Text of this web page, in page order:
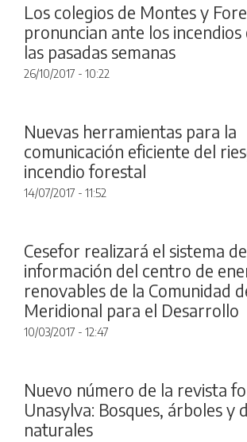
Los colegios de Montes y
pronuncian ante los
las pasadas semanas
26/10/2017 - 10:22
Nuevas herramientas para la
comunicación eficiente del
incendio forestal
14/07/2017 - 11:52
Cesefor realizará el sistema de
información del centro de
renovables de la Comunidad
Meridional para el Desarrollo
10/03/2017 - 12:47
Nuevo número de la revista
Unasylva: Bosques, árboles y
naturales